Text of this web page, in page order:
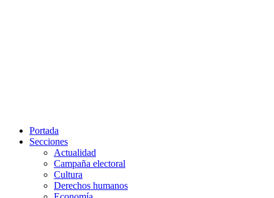
Portada
Secciones
Actualidad
Campaña electoral
Cultura
Derechos humanos